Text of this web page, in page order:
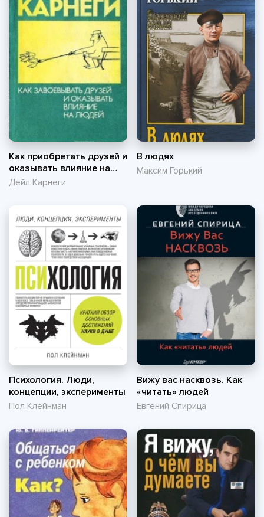
Как приобретать друзей и
оказывать влияние на
людей
Дейл Карнеги
В людях
Максим Горький
Психология. Люди,
концепции, эксперименты
Пол Клейнман
Вижу вас насквозь. Как
«читать» людей
Евгений Спирица